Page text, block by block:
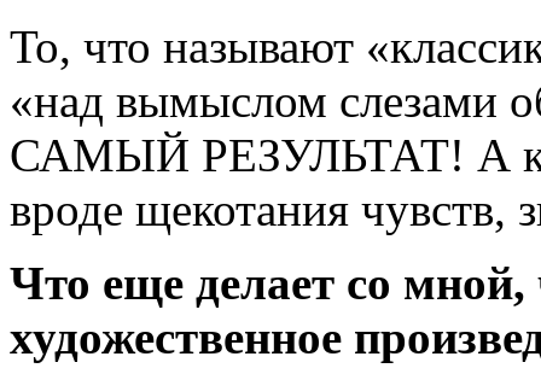
То, что называют
«над вымыслом слезами
САМЫЙ РЕЗУЛЬТАТ! А
вроде щекотания чувств,
Что еще делает со
художественное